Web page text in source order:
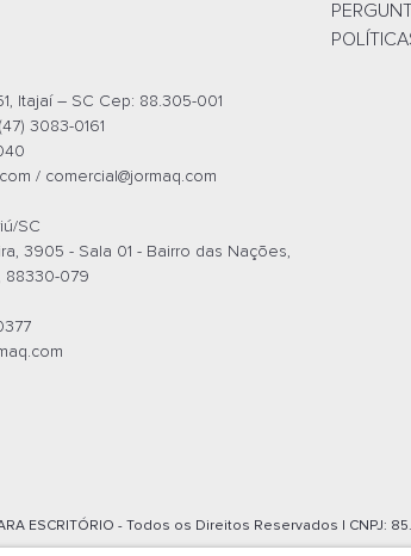
Itajaí – SC Cep: 88.305-001
3083-0161
/ comercial@jormaq.com
SC
3905 - Sala 01 - Bairro das Nações,
88330-079
ESCRITÓRIO - Todos os Direitos Reservados | CNPJ: